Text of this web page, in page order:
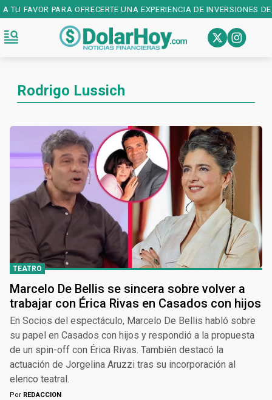
FAVOR PARA OFRECERTE UNA EXPERIENCIA DE INVERSIONES DE
Rodrigo Lussich
TEATRO
Marcelo De Bellis se sincera sobre volver a
trabajar con Érica Rivas en Casados con hijos
En Socios del espectáculo, Marcelo De Bellis habló sobre
su papel en Casados con hijos y respondió a la propuesta
de un spin-off con Érica Rivas. También destacó la
actuación de Jorgelina Aruzzi tras su incorporación al
elenco teatral.
Por REDACCION